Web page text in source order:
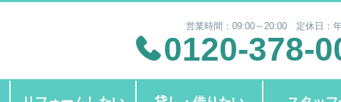
営業時間：09:00～20:00 定休日：
0120-378-